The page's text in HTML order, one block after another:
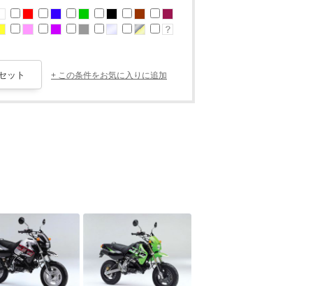
+ この条件をお気に入りに追加